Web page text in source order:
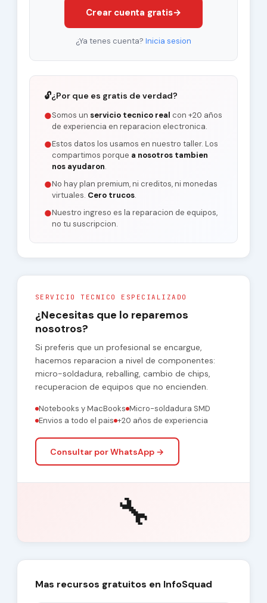
Crear cuenta gratis→
¿Ya tenes cuenta? Inicia sesion
🔓¿Por que es gratis de verdad?
●Somos un servicio tecnico real con +20 años
de experiencia en reparacion electronica.
●Estos datos los usamos en nuestro taller. Los
compartimos porque a nosotros tambien
nos ayudaron.
●No hay plan premium, ni creditos, ni monedas
virtuales. Cero trucos.
●Nuestro ingreso es la reparacion de equipos,
no tu suscripcion.
SERVICIO TECNICO ESPECIALIZADO
¿Necesitas que lo reparemos
nosotros?
Si preferis que un profesional se encargue,
hacemos reparacion a nivel de componentes:
micro-soldadura, reballing, cambio de chips,
recuperacion de equipos que no encienden.
Notebooks y MacBooks Micro-soldadura SMD
Envios a todo el pais +20 años de experiencia
Consultar por WhatsApp →
🔧
Mas recursos gratuitos en InfoSquad